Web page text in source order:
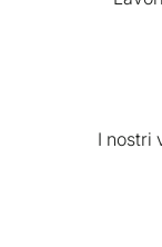
I nostri